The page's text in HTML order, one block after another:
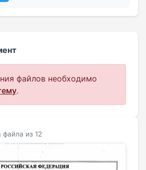
файлов необходимо
.
из 12